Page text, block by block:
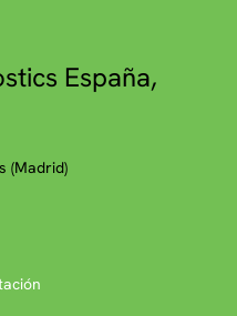
España,
(Madrid)